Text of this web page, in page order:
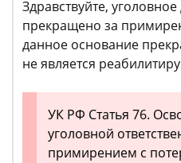
Здравствуйте,
прекращено за
данное основание
не является
УК РФ Статья 76.
уголовной
примирением с